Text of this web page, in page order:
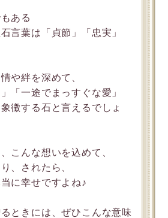
ある
言葉は「貞節」「忠実」
や絆を深めて、
「一途でまっすぐな愛」
徴する石と言えるでしょ
こんな想いを込めて、
、されたら、
に幸せですよね♪
ときには、ぜひこんな意味